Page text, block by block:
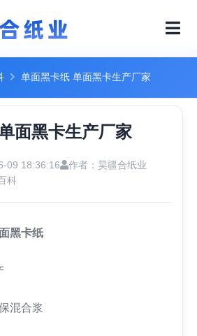
单面黑卡纸 单面黑卡生产厂家
面黑卡生产厂家
09 18:36:16
作者：昊疆合纸业
科
黑卡纸
混合浆